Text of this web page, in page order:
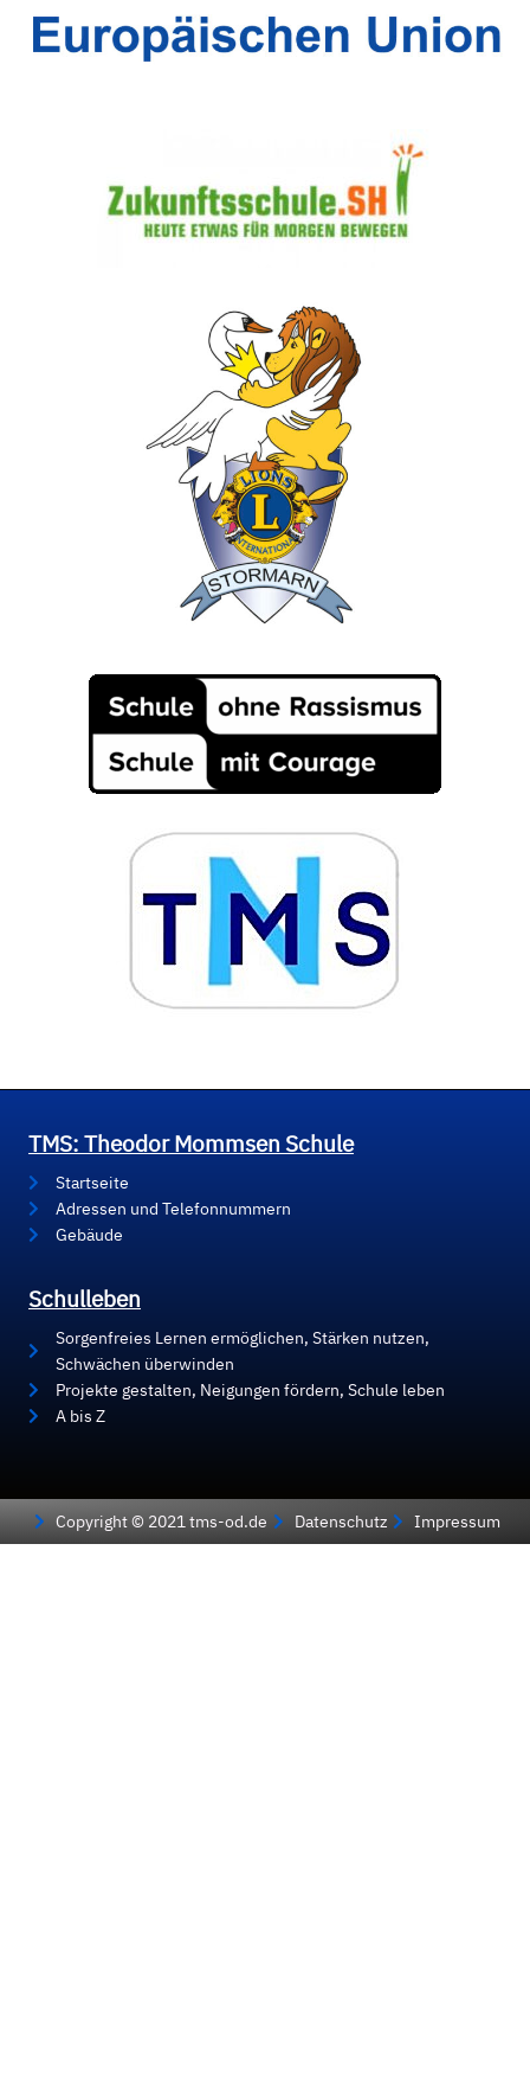
TMS: Theodor Mommsen Schule
Startseite
Adressen und Telefonnummern
Gebäude
Schulleben
Sorgenfreies Lernen ermöglichen, Stärken nutzen,
Schwächen überwinden
Projekte gestalten, Neigungen fördern, Schule leben
A bis Z
Copyright © 2021 tms-od.de Datenschutz Impressum